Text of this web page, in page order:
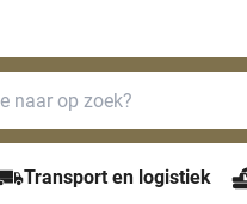
Transport en logistiek